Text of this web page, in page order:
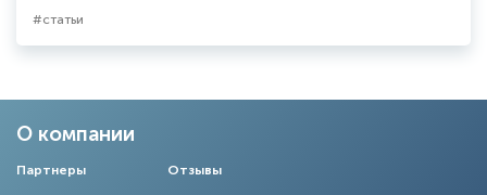
статьи
О компании
Партнеры Отзывы